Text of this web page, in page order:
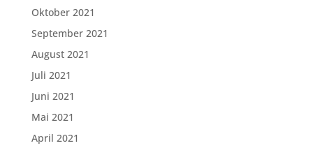
Oktober 2021
September 2021
August 2021
Juli 2021
Juni 2021
Mai 2021
April 2021